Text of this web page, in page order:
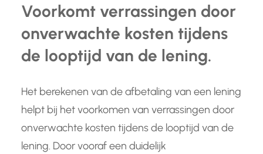
Voorkomt verrassingen door
onverwachte kosten tijdens
de looptijd van de lening.
Het berekenen van de afbetaling van een lening
helpt bij het voorkomen van verrassingen door
onverwachte kosten tijdens de looptijd van de
lening. Door vooraf een duidelijk